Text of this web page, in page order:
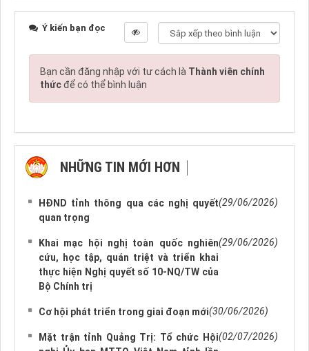
Ý kiến bạn đọc
Bạn cần đăng nhập với tư cách là Thành viên chính
thứcđể có thể bình luận
NHỮNG TIN MỚI HƠN
HĐND tỉnh thông qua các nghị quyết
quan trọng
(29/06/2026)
Khai mạc hội nghị toàn quốc nghiên
cứu, học tập, quán triệt và triển khai
thực hiện Nghị quyết số 10-NQ/TW của
Bộ Chính trị
(29/06/2026)
Cơ hội phát triển trong giai đoạn mới(30/06/2026)
Mặt trận tỉnh Quảng Trị: Tổ chức Hội(02/07/2026)